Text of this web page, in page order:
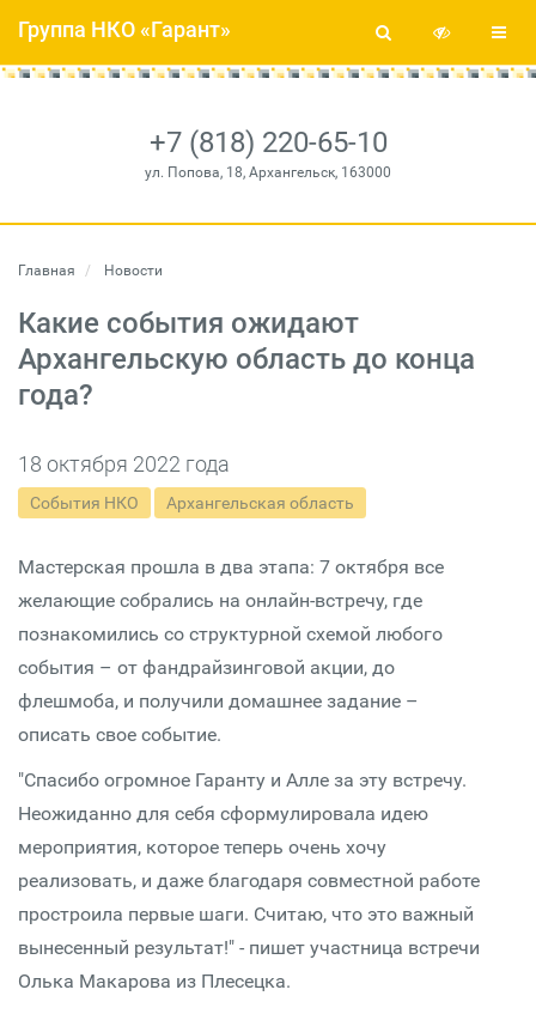
+7 (818) 220-65-10
ул. Попова, 18, Архангельск, 163000
Группа НКО «Гарант»
Главная Новости
Какие события ожидают
Архангельскую область до конца
года?
18 октября 2022 года
События НКО Архангельская область
Мастерская прошла в два этапа: 7 октября все
желающие собрались на онлайн-встречу, где
познакомились со структурной схемой любого
события – от фандрайзинговой акции, до
флешмоба, и получили домашнее задание –
описать свое событие.
"Спасибо огромное Гаранту и Алле за эту встречу.
Неожиданно для себя сформулировала идею
мероприятия, которое теперь очень хочу
реализовать, и даже благодаря совместной работе
простроила первые шаги. Считаю, что это важный
вынесенный результат!" - пишет участница встречи
Олька Макарова из Плесецка.